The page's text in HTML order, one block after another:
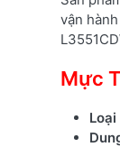
vận
Mực